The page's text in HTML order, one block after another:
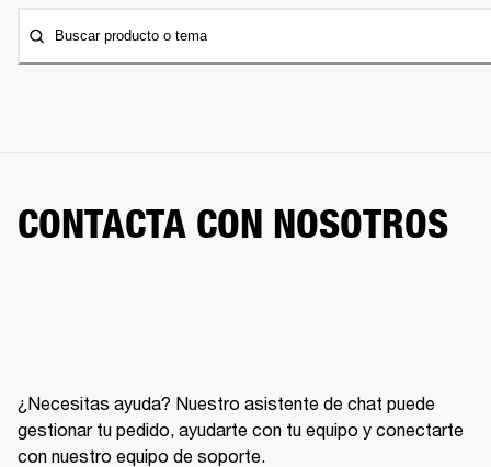
Buscar producto o tema
CONTACTA CON NOSOTROS
¿Necesitas ayuda? Nuestro asistente de chat puede
gestionar tu pedido, ayudarte con tu equipo y conectarte
con nuestro equipo de soporte.